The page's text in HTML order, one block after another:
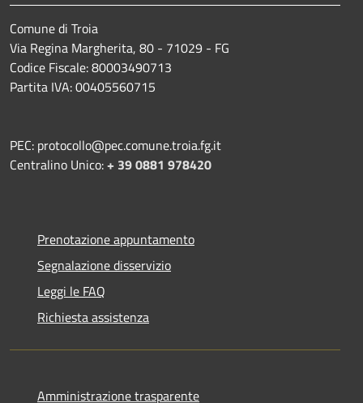
Comune di Troia
Via Regina Margherita, 80 - 71029 - FG
Codice Fiscale: 80003490713
Partita IVA: 00405560715
PEC: protocollo@pec.comune.troia.fg.it
Centralino Unico:+ 39 0881 978420
Prenotazione appuntamento
Segnalazione disservizio
Leggi le FAQ
Richiesta assistenza
Amministrazione trasparente